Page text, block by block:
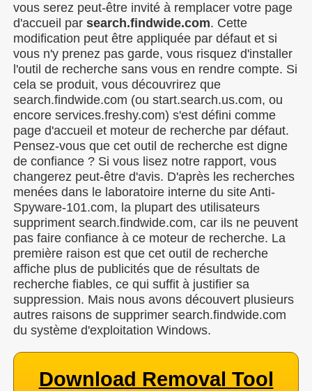
vous serez peut-être invité à remplacer votre page
d'accueil par search.findwide.com. Cette
modification peut être appliquée par défaut et si
vous n'y prenez pas garde, vous risquez d'installer
l'outil de recherche sans vous en rendre compte. Si
cela se produit, vous découvrirez que
search.findwide.com (ou start.search.us.com, ou
encore services.freshy.com) s'est défini comme
page d'accueil et moteur de recherche par défaut.
Pensez-vous que cet outil de recherche est digne
de confiance ? Si vous lisez notre rapport, vous
changerez peut-être d'avis. D'après les recherches
menées dans le laboratoire interne du site Anti-
Spyware-101.com, la plupart des utilisateurs
suppriment search.findwide.com, car ils ne peuvent
pas faire confiance à ce moteur de recherche. La
première raison est que cet outil de recherche
affiche plus de publicités que de résultats de
recherche fiables, ce qui suffit à justifier sa
suppression. Mais nous avons découvert plusieurs
autres raisons de supprimer search.findwide.com
du système d'exploitation Windows.
Download Removal Tool